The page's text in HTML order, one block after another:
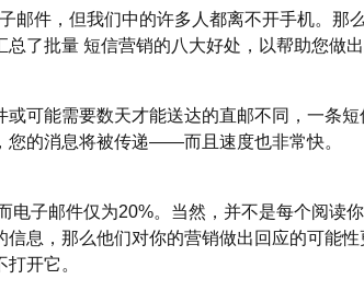
邮件，但我们中的许多人都离不开手机。那
了批量 短信营销的八大好处，以帮助您做出
可能需要数天才能送达的直邮不同，一条
您的消息将被传递——而且速度也非常快。
电子邮件仅为20%。当然，并不是每个阅读
信息，那么他们对你的营销做出回应的可能
开它。